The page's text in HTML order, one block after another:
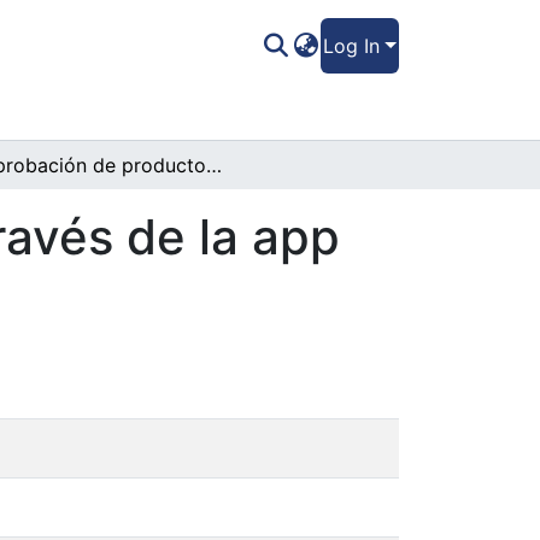
Log In
Aprobación de productos financieros a través de la app móvil Bantrab
de la app